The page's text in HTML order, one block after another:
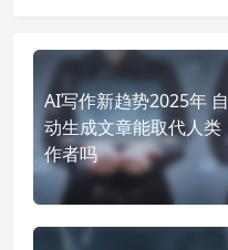
AI写作新趋势2025年 自
动生成文章能取代人类
作者吗